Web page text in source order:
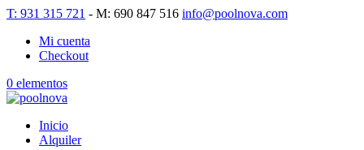
T: 931 315 721 - M: 690 847 516 info@poolnova.com
Mi cuenta
Checkout
0 elementos
Inicio
Alquiler